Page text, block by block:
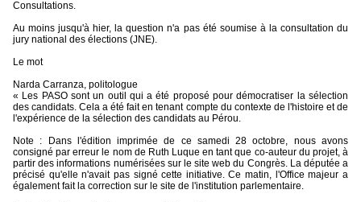
Consultations.
Au moins jusqu'à hier, la question n'a pas été soumise à la consultation du
jury national des élections (JNE).
Le mot
Narda Carranza, politologue
« Les PASO sont un outil qui a été proposé pour démocratiser la sélection
des candidats. Cela a été fait en tenant compte du contexte de l'histoire et de
l'expérience de la sélection des candidats au Pérou.
Note : Dans l'édition imprimée de ce samedi 28 octobre, nous avons
consigné par erreur le nom de Ruth Luque en tant que co-auteur du projet, à
partir des informations numérisées sur le site web du Congrès. La députée a
précisé qu'elle n'avait pas signé cette initiative. Ce matin, l'Office majeur a
également fait la correction sur le site de l'institution parlementaire.